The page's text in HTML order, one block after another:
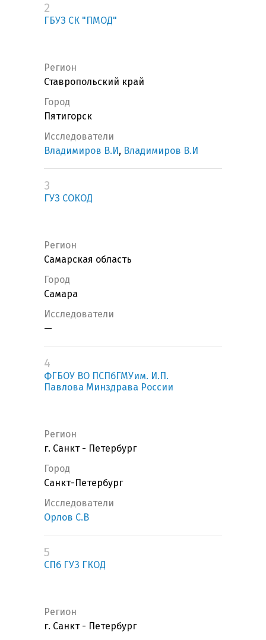
2
ГБУЗ СК "ПМОД"
Регион
Ставропольский край
Город
Пятигорск
Исследователи
Владимиров В.И, Владимиров В.И
3
ГУЗ СОКОД
Регион
Самарская область
Город
Самара
Исследователи
—
4
ФГБОУ ВО ПСПбГМУим. И.П.
Павлова Минздрава России
Регион
г. Санкт - Петербург
Город
Санкт-Петербург
Исследователи
Орлов С.В
5
СПб ГУЗ ГКОД
Регион
г. Санкт - Петербург